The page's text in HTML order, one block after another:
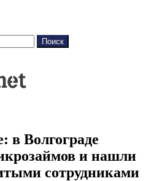
Поиск
в Волгограде
и нашли
сотрудниками